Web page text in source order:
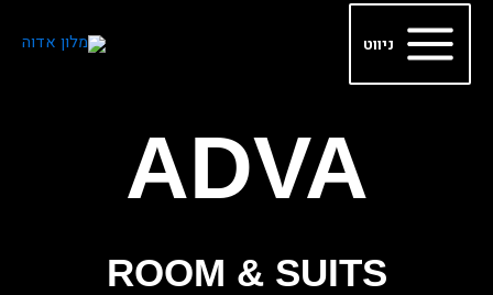
דילוג Main
Menu
ניווט
ADVA
ROOM & SUITS